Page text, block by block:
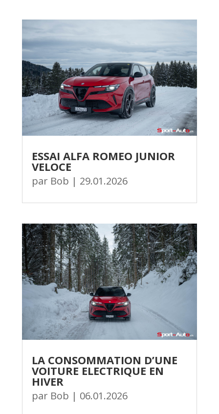
ESSAI ALFA ROMEO JUNIOR
VELOCE
par Bob | 29.01.2026
LA CONSOMMATION D’UNE
VOITURE ELECTRIQUE EN
HIVER
par Bob | 06.01.2026